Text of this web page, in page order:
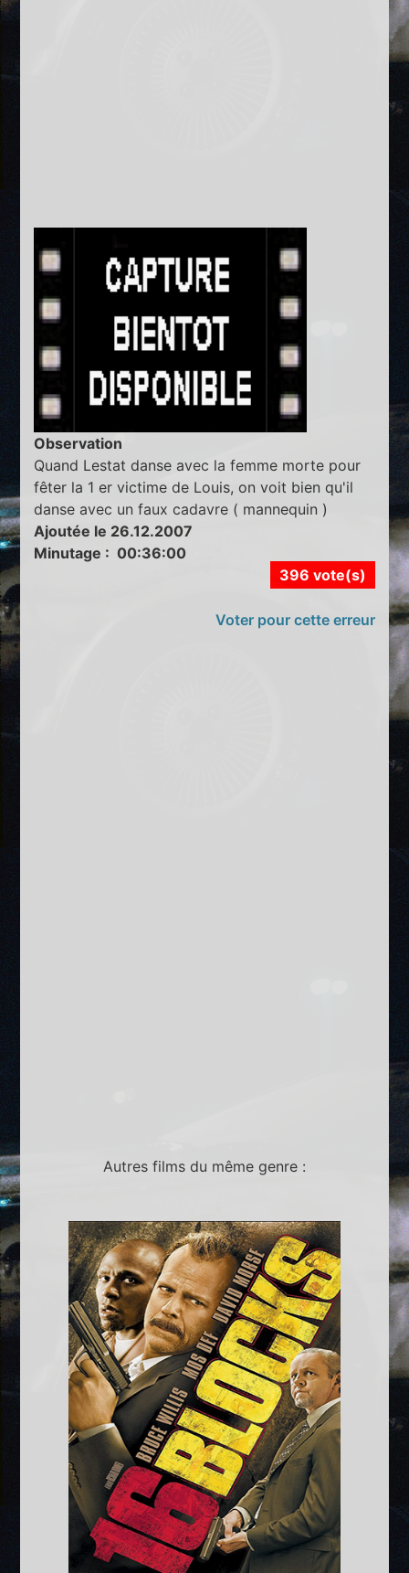
Observation
Quand Lestat danse avec la femme morte pour
fêter la 1 er victime de Louis, on voit bien qu'il
danse avec un faux cadavre ( mannequin )
Ajoutée le 26.12.2007
Minutage : 00:36:00
396 vote(s)
Voter pour cette erreur
Autres films du même genre :